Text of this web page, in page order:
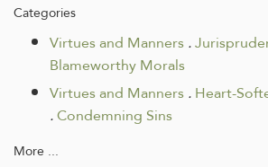
Categories
Virtues and Manners.
Blameworthy Morals
Virtues and Manners.Heart-
.Condemning Sins
More ...